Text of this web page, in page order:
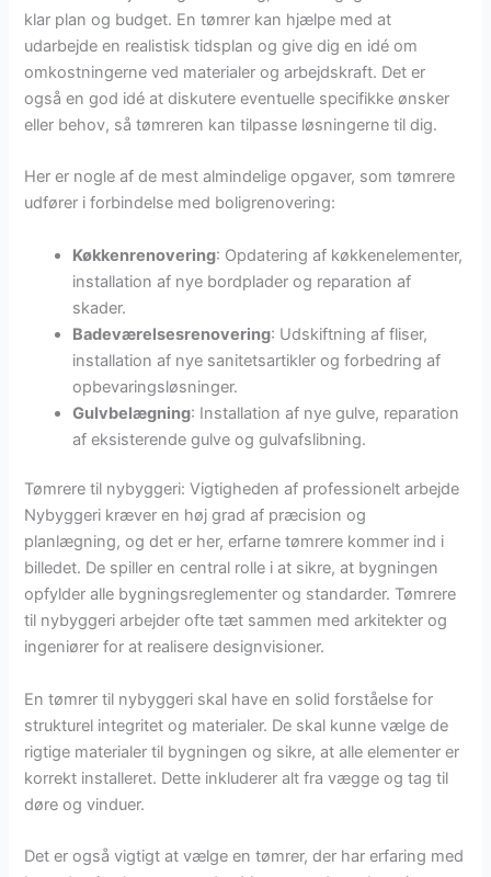
klar plan og budget. En tømrer kan hjælpe med at
udarbejde en realistisk tidsplan og give dig en idé om
omkostningerne ved materialer og arbejdskraft. Det er
også en god idé at diskutere eventuelle specifikke ønsker
eller behov, så tømreren kan tilpasse løsningerne til dig.
Her er nogle af de mest almindelige opgaver, som tømrere
udfører i forbindelse med boligrenovering:
Køkkenrenovering: Opdatering af køkkenelementer,
installation af nye bordplader og reparation af
skader.
Badeværelsesrenovering: Udskiftning af fliser,
installation af nye sanitetsartikler og forbedring af
opbevaringsløsninger.
Gulvbelægning: Installation af nye gulve, reparation
af eksisterende gulve og gulvafslibning.
Tømrere til nybyggeri: Vigtigheden af professionelt arbejde
Nybyggeri kræver en høj grad af præcision og
planlægning, og det er her, erfarne tømrere kommer ind i
billedet. De spiller en central rolle i at sikre, at bygningen
opfylder alle bygningsreglementer og standarder. Tømrere
til nybyggeri arbejder ofte tæt sammen med arkitekter og
ingeniører for at realisere designvisioner.
En tømrer til nybyggeri skal have en solid forståelse for
strukturel integritet og materialer. De skal kunne vælge de
rigtige materialer til bygningen og sikre, at alle elementer er
korrekt installeret. Dette inkluderer alt fra vægge og tag til
døre og vinduer.
Det er også vigtigt at vælge en tømrer, der har erfaring med